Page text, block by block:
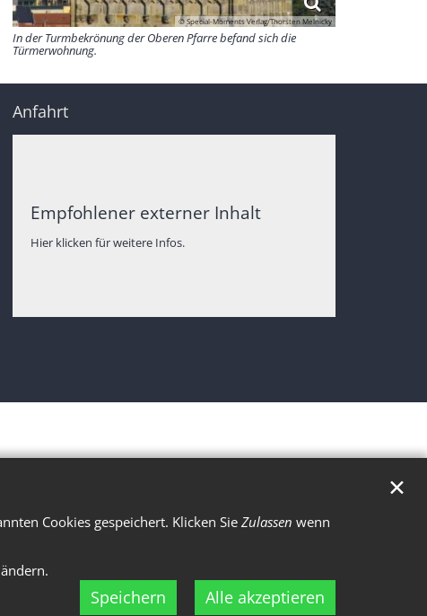
Cookies gespeichert. Klicken Sie Zulassen wenn
Speichern Alle akzeptieren
✕
© Special-Moments Verlag/Thorsten Melnicky
In der Turmbekrönung der Oberen Pfarre befand sich die
Türmerwohnung.
Anfahrt
Empfohlener externer Inhalt
Hier klicken für weitere Infos.